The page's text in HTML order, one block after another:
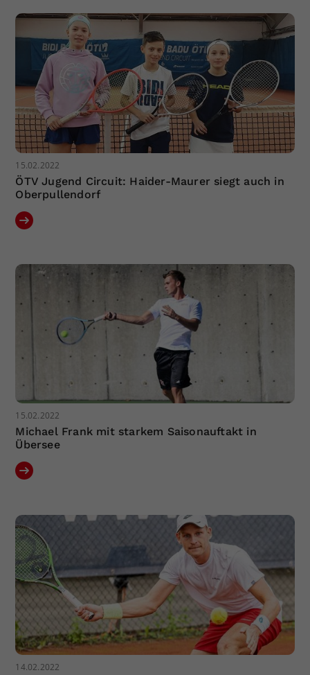
15.02.2022
ÖTV Jugend Circuit: Haider-Maurer siegt auch in
Oberpullendorf
15.02.2022
Michael Frank mit starkem Saisonauftakt in
Übersee
14.02.2022
Zweck
Dieser Wert speichert Ihre Consent-
Einstellungen. Unter anderem eine
zufällig generierte ID, für die
historische Speicherung Ihrer
vorgenommen Einstellungen, falls der
Webseiten-Betreiber dies eingestellt
hat.